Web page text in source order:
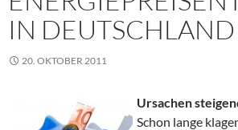
IN DEUTSCHLAND
20. OKTOBER 2011
Ursachen
Schon lange